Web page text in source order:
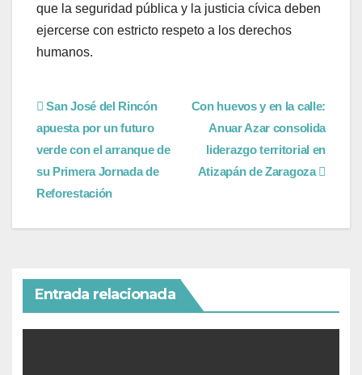
que la seguridad pública y la justicia cívica deben
ejercerse con estricto respeto a los derechos
humanos.
Con huevos y en la calle:
Anuar Azar consolida
liderazgo territorial en
Atizapán de Zaragoza
San José del Rincón
apuesta por un futuro
verde con el arranque de
su Primera Jornada de
Reforestación
Entrada relacionada